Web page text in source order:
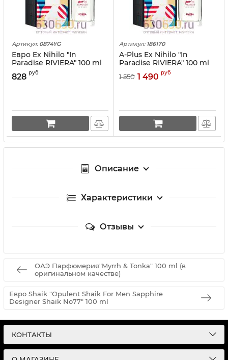
Артикул: 0874YG
Евро Ex Nihilo "In
Paradise RIVIERA" 100 ml
оптом
828 руб
Артикул: 186170
A-Plus Ex Nihilo "In
Paradise RIVIERA" 100 ml
1 550 1 490 руб
Описание
Характеристики
Отзывы
ОАЭ Парфюмерия"Myrrh & Tonka" 100 ml (в
оригинальном качестве)
Евро Shaik "Opulent Shaik For Men Sapphire
Designer Shaik No77" 100 ml
КОНТАКТЫ